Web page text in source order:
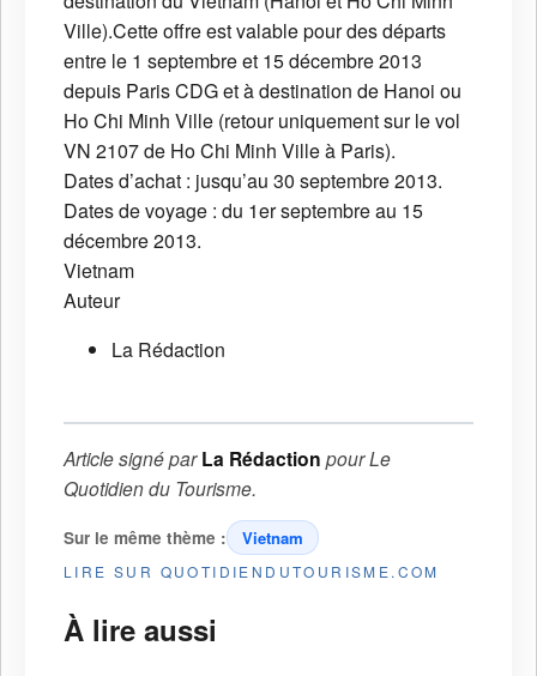
Ville).Cette offre est valable pour des départs
entre le 1 septembre et 15 décembre 2013
depuis Paris CDG et à destination de Hanoi ou
Ho Chi Minh Ville (retour uniquement sur le vol
VN 2107 de Ho Chi Minh Ville à Paris).
Dates d’achat : jusqu’au 30 septembre 2013.
Dates de voyage : du 1er septembre au 15
décembre 2013.
Vietnam
Auteur
La Rédaction
Article signé parLa Rédaction pourLe
Quotidien du Tourisme.
Sur le même thème : Vietnam
LIRE SUR QUOTIDIENDUTOURISME.COM
À lire aussi